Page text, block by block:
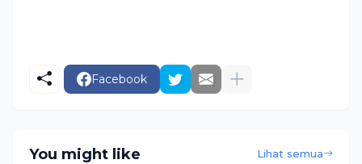
Facebook
You might like Lihat semua